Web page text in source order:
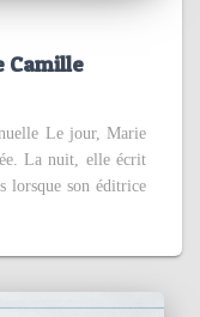
Camille
Le jour, Marie
La nuit, elle écrit
lorsque son éditrice